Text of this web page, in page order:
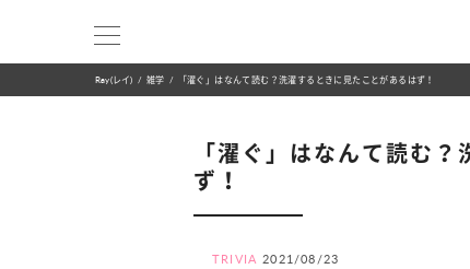
Ray(レイ) 雑学 「濯ぐ」はなんて読む？洗濯するときに見たことがあるはず！
「濯ぐ」はなんて読む
ず！
TRIVIA 2021/08/23